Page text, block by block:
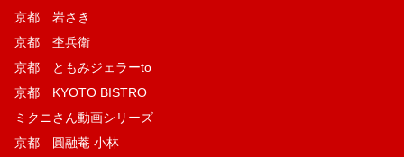
京都 岩さき
京都 杢兵衛
京都 ともみジェラーto
京都 KYOTO BISTRO
ミクニさん動画シリーズ
京都 圓融菴 小林